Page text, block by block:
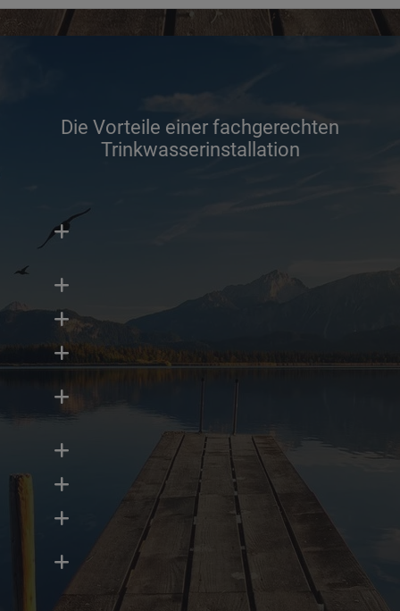
Die Vorteile einer fachgerechten
Trinkwasserinstallation